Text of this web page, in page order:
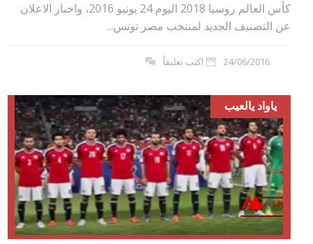
كأس العالم روسيا 2018 اليوم 24 يونيو 2016، واخبار الاعلان
عن التصنيف الجديد لمنتخب مصر تونس...
24/06/2016 اكتب تعليقاً
ياواد يالعيب